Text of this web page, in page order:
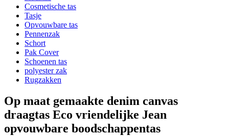
Cosmetische tas
Tasje
Opvouwbare tas
Pennenzak
Schort
Pak Cover
Schoenen tas
polyester zak
Rugzakken
Op maat gemaakte denim canvas
draagtas Eco vriendelijke Jean
opvouwbare boodschappentas